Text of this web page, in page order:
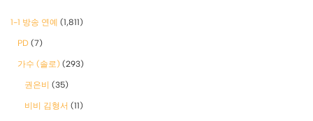
1-1 방송 연예 (1,811)
PD (7)
가수 (솔로) (293)
권은비 (35)
비비 김형서 (11)